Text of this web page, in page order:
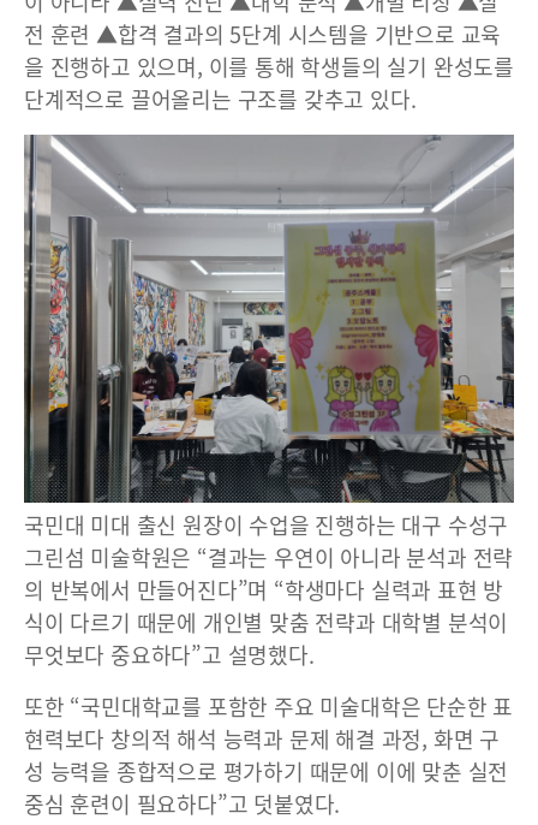
전 훈련 ▲합격 결과의 5단계 시스템을 기반으로 교육
을 진행하고 있으며, 이를 통해 학생들의 실기 완성도를
단계적으로 끌어올리는 구조를 갖추고 있다.
국민대 미대 출신 원장이 수업을 진행하는 대구 수성구
그린섬 미술학원은 “결과는 우연이 아니라 분석과 전략
의 반복에서 만들어진다”며 “학생마다 실력과 표현 방
식이 다르기 때문에 개인별 맞춤 전략과 대학별 분석이
무엇보다 중요하다”고 설명했다.
또한 “국민대학교를 포함한 주요 미술대학은 단순한 표
현력보다 창의적 해석 능력과 문제 해결 과정, 화면 구
성 능력을 종합적으로 평가하기 때문에 이에 맞춘 실전
중심 훈련이 필요하다”고 덧붙였다.